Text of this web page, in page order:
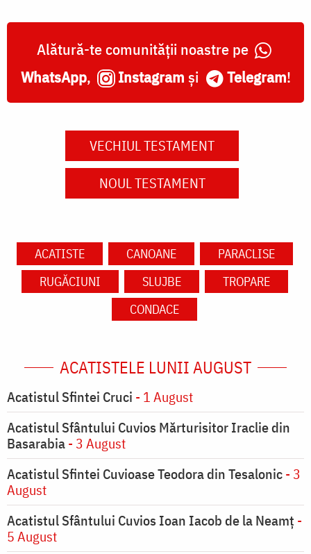
Alătură-te comunității noastre pe
WhatsApp, Instagram și Telegram!
VECHIUL TESTAMENT
NOUL TESTAMENT
ACATISTE CANOANE
PARACLISE
RUGĂCIUNI
SLUJBE
TROPARE
CONDACE
ACATISTELE LUNII AUGUST
Acatistul Sfintei Cruci - 1 August
Acatistul Sfântului Cuvios Mărturisitor Iraclie din
Basarabia- 3 August
Acatistul Sfintei Cuvioase Teodora din Tesalonic- 3
August
Acatistul Sfântului Cuvios Ioan Iacob de la Neamț -
5 August